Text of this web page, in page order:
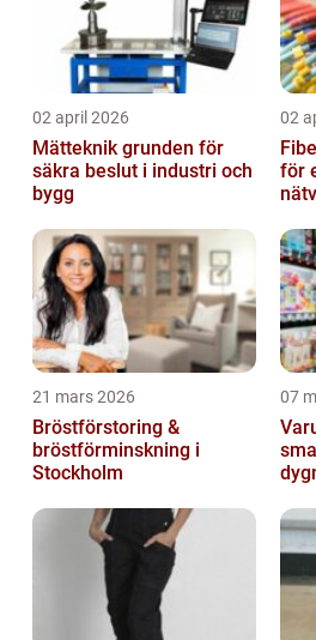
02 april 2026
Mätteknik grunden för
säkra beslut i industri och
bygg
02
för
21 mars 2026
Bröstförstoring &
bröstförminskning i
Stockholm
07